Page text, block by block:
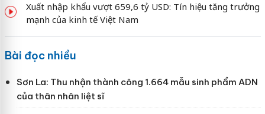
Xuất nhập khẩu vượt 659,6 tỷ USD: Tín hiệu tăng trưởng
mạnh của kinh tế Việt Nam
Bài đọc nhiều
Sơn La: Thu nhận thành công 1.664 mẫu sinh phẩm ADN
của thân nhân liệt sĩ